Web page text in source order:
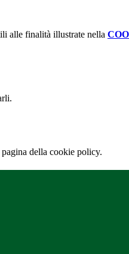
alle finalità illustrate nella
della cookie policy.